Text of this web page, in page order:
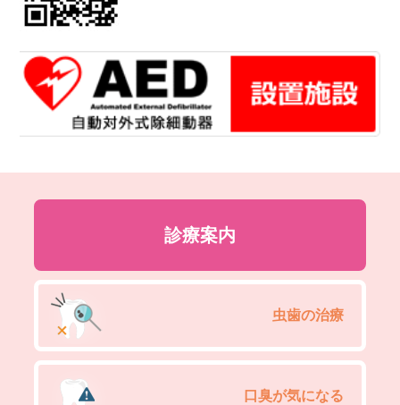
診療案内
虫歯の治療
口臭が気になる